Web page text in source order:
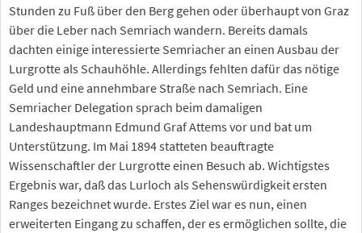
Stunden zu Fuß über den Berg gehen oder überhaupt von Graz
über die Leber nach Semriach wandern. Bereits damals
dachten einige interessierte Semriacher an einen Ausbau der
Lurgrotte als Schauhöhle. Allerdings fehlten dafür das nötige
Geld und eine annehmbare Straße nach Semriach. Eine
Semriacher Delegation sprach beim damaligen
Landeshauptmann Edmund Graf Attems vor und bat um
Unterstützung. Im Mai 1894 statteten beauftragte
Wissenschaftler der Lurgrotte einen Besuch ab. Wichtigstes
Ergebnis war, daß das Lurloch als Sehenswürdigkeit ersten
Ranges bezeichnet wurde. Erstes Ziel war es nun, einen
erweiterten Eingang zu schaffen, der es ermöglichen sollte, die